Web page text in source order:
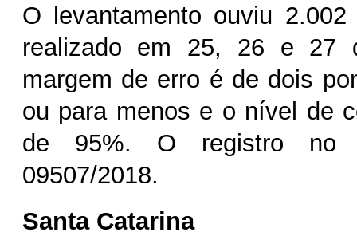
O levantamento ouviu
realizado em 25, 26 e 27
margem de erro é de dois
ou para menos e o nível de
de 95%. O registro no
09507/2018.
Santa Catarina